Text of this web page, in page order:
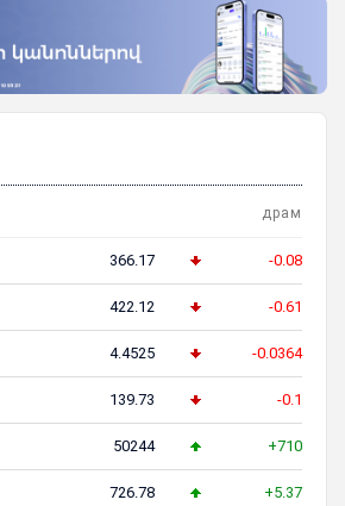
драм
366.17 -0.08
422.12 -0.61
4.4525 -0.0364
139.73 -0.1
50244 +710
726.78 +5.37